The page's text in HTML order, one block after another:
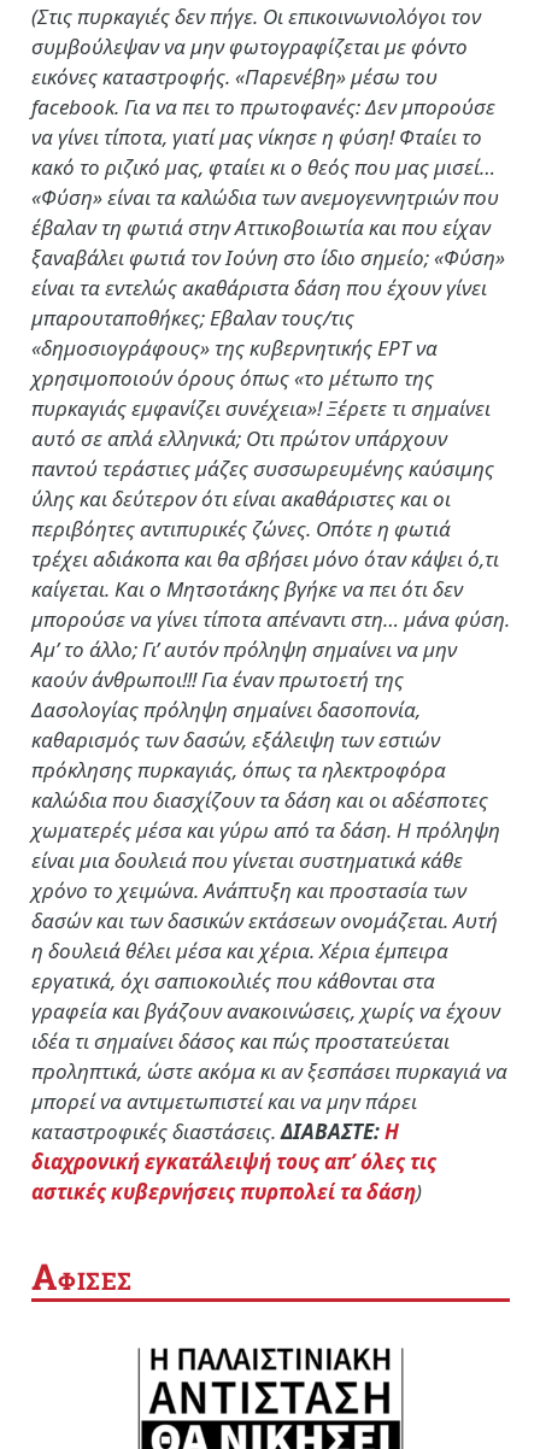
(Στις πυρκαγιές δεν πήγε. Οι επικοινωνιολόγοι τον
συμβούλεψαν να μην φωτογραφίζεται με φόντο
εικόνες καταστροφής. «Παρενέβη» μέσω του
facebook. Για να πει το πρωτοφανές: Δεν μπορούσε
να γίνει τίποτα, γιατί μας νίκησε η φύση! Φταίει το
κακό το ριζικό μας, φταίει κι ο θεός που μας μισεί…
«Φύση» είναι τα καλώδια των ανεμογεννητριών που
έβαλαν τη φωτιά στην Αττικοβοιωτία και που είχαν
ξαναβάλει φωτιά τον Ιούνη στο ίδιο σημείο; «Φύση»
είναι τα εντελώς ακαθάριστα δάση που έχουν γίνει
μπαρουταποθήκες; Εβαλαν τους/τις
«δημοσιογράφους» της κυβερνητικής ΕΡΤ να
χρησιμοποιούν όρους όπως «το μέτωπο της
πυρκαγιάς εμφανίζει συνέχεια»! Ξέρετε τι σημαίνει
αυτό σε απλά ελληνικά; Οτι πρώτον υπάρχουν
παντού τεράστιες μάζες συσσωρευμένης καύσιμης
ύλης και δεύτερον ότι είναι ακαθάριστες και οι
περιβόητες αντιπυρικές ζώνες. Οπότε η φωτιά
τρέχει αδιάκοπα και θα σβήσει μόνο όταν κάψει ό,τι
καίγεται. Και ο Μητσοτάκης βγήκε να πει ότι δεν
μπορούσε να γίνει τίποτα απέναντι στη… μάνα φύση.
Αμ’ το άλλο; Γι’ αυτόν πρόληψη σημαίνει να μην
καούν άνθρωποι!!! Για έναν πρωτοετή της
Δασολογίας πρόληψη σημαίνει δασοπονία,
καθαρισμός των δασών, εξάλειψη των εστιών
πρόκλησης πυρκαγιάς, όπως τα ηλεκτροφόρα
καλώδια που διασχίζουν τα δάση και οι αδέσποτες
χωματερές μέσα και γύρω από τα δάση. Η πρόληψη
είναι μια δουλειά που γίνεται συστηματικά κάθε
χρόνο το χειμώνα. Ανάπτυξη και προστασία των
δασών και των δασικών εκτάσεων ονομάζεται. Αυτή
η δουλειά θέλει μέσα και χέρια. Χέρια έμπειρα
εργατικά, όχι σαπιοκοιλιές που κάθονται στα
γραφεία και βγάζουν ανακοινώσεις, χωρίς να έχουν
ιδέα τι σημαίνει δάσος και πώς προστατεύεται
προληπτικά, ώστε ακόμα κι αν ξεσπάσει πυρκαγιά να
μπορεί να αντιμετωπιστεί και να μην πάρει
καταστροφικές διαστάσεις.ΔΙΑΒΑΣΤΕ:Η
διαχρονική εγκατάλειψή τους απ’ όλες τις
αστικές κυβερνήσεις πυρπολεί τα δάση)
ΑΦΙΣΕΣ